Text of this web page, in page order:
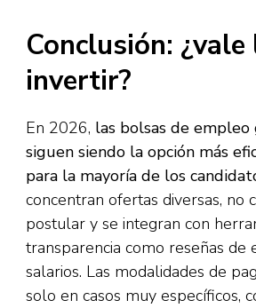
Conclusión: ¿vale
invertir?
En 2026, las bolsas de
siguen siendo la opción más
para la mayoría de los
concentran ofertas diversas, no
postular y se integran con
transparencia como reseñas de
salarios. Las modalidades de
solo en casos muy específicos,